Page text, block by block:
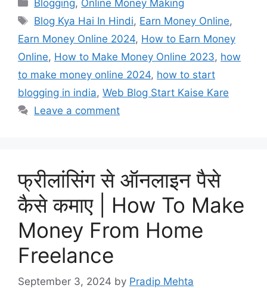
Blogging, Online Money Making
Tags
Blog Kya Hai In Hindi, Earn Money Online,
Earn Money Online 2024, How to Earn Money
Online, How to Make Money Online 2023, how
to make money online 2024, how to start
blogging in india, Web Blog Start Kaise Kare
Leave a comment
फ्रीलांसिंग से ऑनलाइन पैसे
कैसे कमाए | How To Make
Money From Home
Freelance
September 3, 2024 by Pradip Mehta